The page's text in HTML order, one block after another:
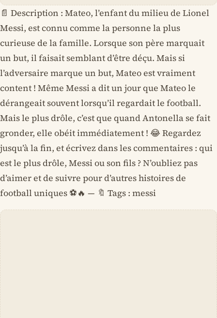
📄 Description : Mateo, l’enfant du milieu de Lionel
Messi, est connu comme la personne la plus
curieuse de la famille. Lorsque son père marquait
un but, il faisait semblant d’être déçu. Mais si
l’adversaire marque un but, Mateo est vraiment
content ! Même Messi a dit un jour que Mateo le
dérangeait souvent lorsqu’il regardait le football.
Mais le plus drôle, c’est que quand Antonella se fait
gronder, elle obéit immédiatement ! 😂 Regardez
jusqu’à la fin, et écrivez dans les commentaires : qui
est le plus drôle, Messi ou son fils ? N’oubliez pas
d’aimer et de suivre pour d’autres histoires de
football uniques ⚽🔥 — 🔖 Tags : messi